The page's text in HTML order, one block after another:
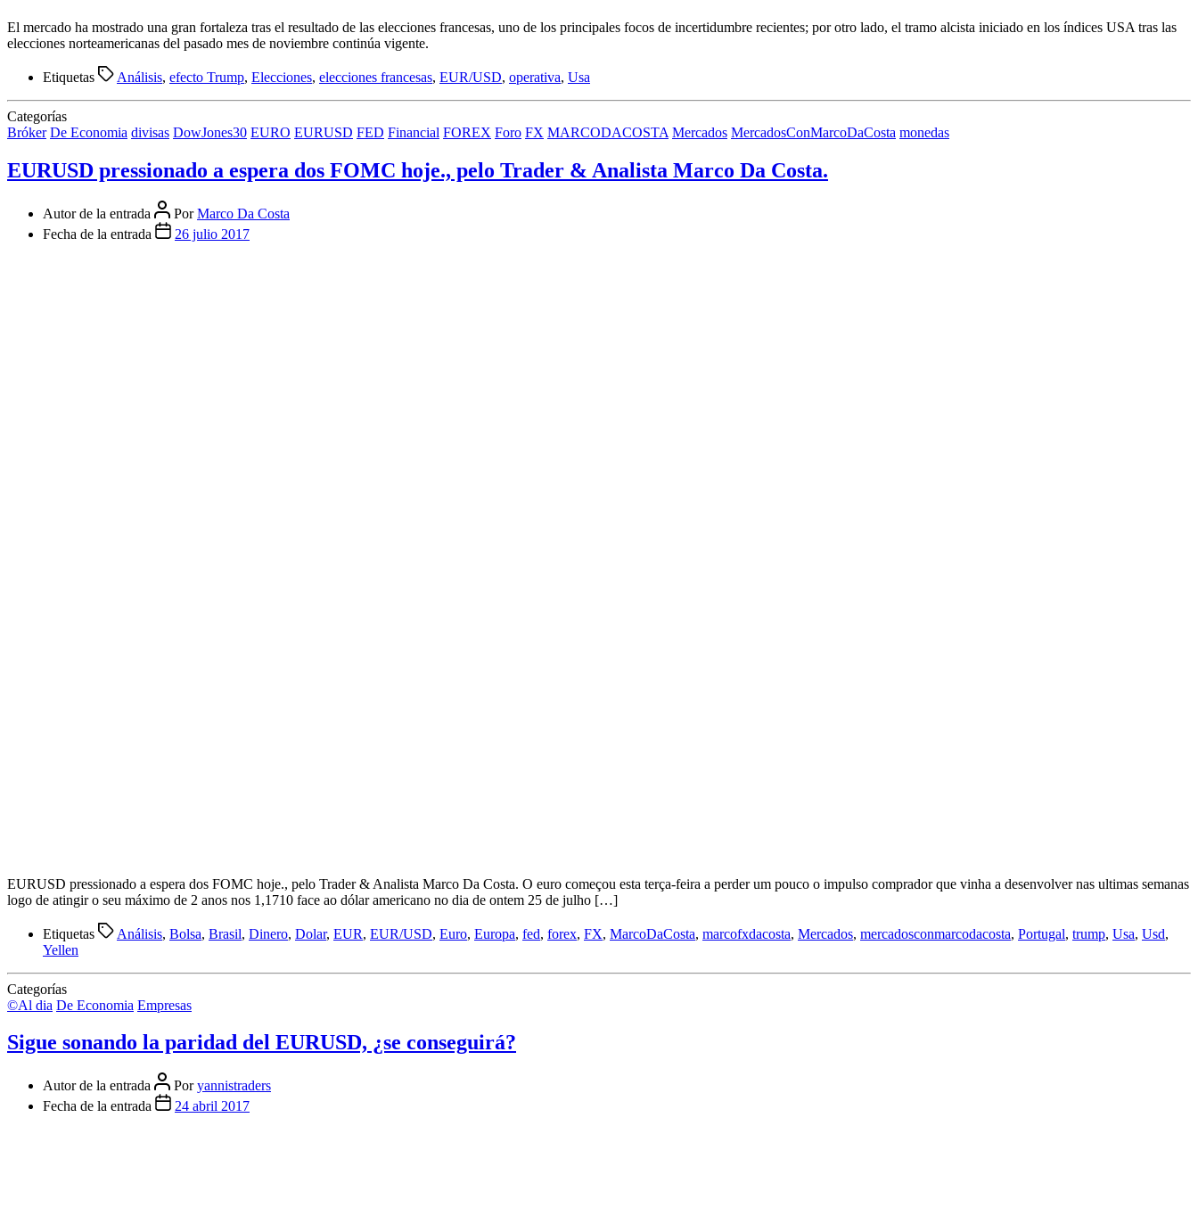
El mercado ha mostrado una gran fortaleza tras el resultado de las elecciones francesas, uno de los principales focos de incertidumbre recientes; por otro lado, el tramo alcista iniciado en los índices USA tras las
elecciones norteamericanas del pasado mes de noviembre continúa vigente.
Etiquetas Análisis, efecto Trump, Elecciones, elecciones francesas, EUR/USD, operativa, Usa
Categorías
Bróker De Economia divisas DowJones30 EURO EURUSD FED Financial FOREX Foro FX MARCODACOSTA Mercados MercadosConMarcoDaCosta monedas
EURUSD pressionado a espera dos FOMC hoje., pelo Trader & Analista Marco Da Costa.
Autor de la entrada PorMarco Da Costa
Fecha de la entrada
26 julio 2017
EURUSD pressionado a espera dos FOMC hoje., pelo Trader & Analista Marco Da Costa. O euro começou esta terça-feira a perder um pouco o impulso comprador que vinha a desenvolver nas ultimas semanas
logo de atingir o seu máximo de 2 anos nos 1,1710 face ao dólar americano no dia de ontem 25 de julho […]
Etiquetas Análisis, Bolsa, Brasil, Dinero, Dolar, EUR, EUR/USD, Euro, Europa, fed, forex, FX, MarcoDaCosta, marcofxdacosta, Mercados, mercadosconmarcodacosta, Portugal, trump, Usa, Usd,
Yellen
Categorías
©Al dia De Economia Empresas
Sigue sonando la paridad del EURUSD, ¿se conseguirá?
Autor de la entrada Poryannistraders
Fecha de la entrada
24 abril 2017